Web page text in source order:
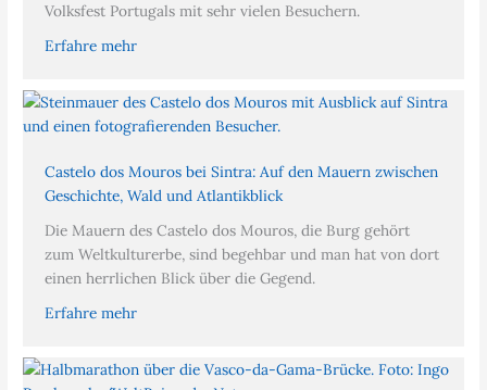
Volksfest Portugals mit sehr vielen Besuchern.
Erfahre mehr
Castelo dos Mouros bei Sintra: Auf den Mauern zwischen
Geschichte, Wald und Atlantikblick
Die Mauern des Castelo dos Mouros, die Burg gehört
zum Weltkulturerbe, sind begehbar und man hat von dort
einen herrlichen Blick über die Gegend.
Erfahre mehr